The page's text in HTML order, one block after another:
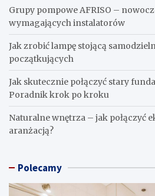
Grupy pompowe AFRISO –
wymagających instalatorów
Jak zrobić lampę stojącą
początkujących
Jak skutecznie połączyć stary
Poradnik krok po kroku
Naturalne wnętrza – jak połączyć
aranżacją?
Polecamy